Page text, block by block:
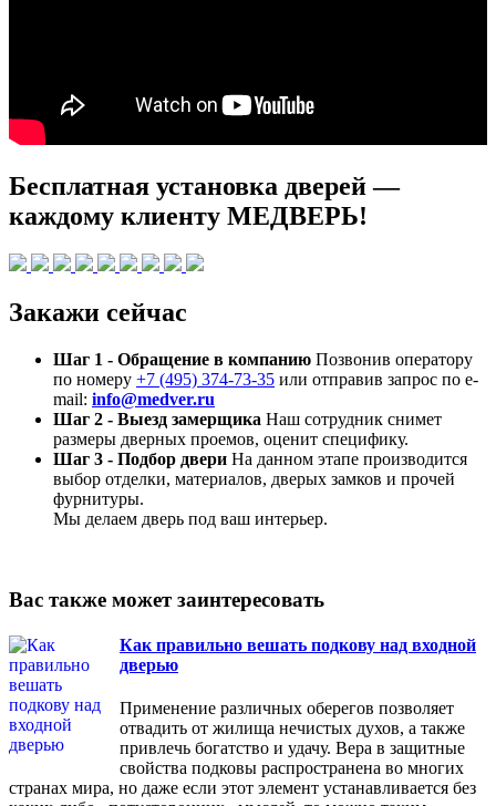
Бесплатная установка дверей —
каждому клиенту МЕДВЕРЬ!
Закажи сейчас
Шаг 1 - Обращение в компанию Позвонив оператору
по номеру +7 (495) 374-73-35 или отправив запрос по e-
mail: info@medver.ru
Шаг 2 - Выезд замерщика Наш сотрудник снимет
размеры дверных проемов, оценит специфику.
Шаг 3 - Подбор двери На данном этапе производится
выбор отделки, материалов, дверых замков и прочей
фурнитуры.
Мы делаем дверь под ваш интерьер.
Вас также может заинтересовать
Как правильно вешать подкову над входной
дверью
Применение различных оберегов позволяет
отвадить от жилища нечистых духов, а также
привлечь богатство и удачу. Вера в защитные
свойства подковы распространена во многих
странах мира, но даже если этот элемент устанавливается без